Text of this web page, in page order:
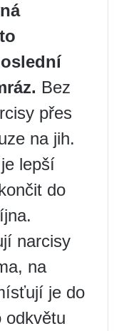
Bez
přes
na jih.
lepší
do
narcisy
na
je do
odkvětu